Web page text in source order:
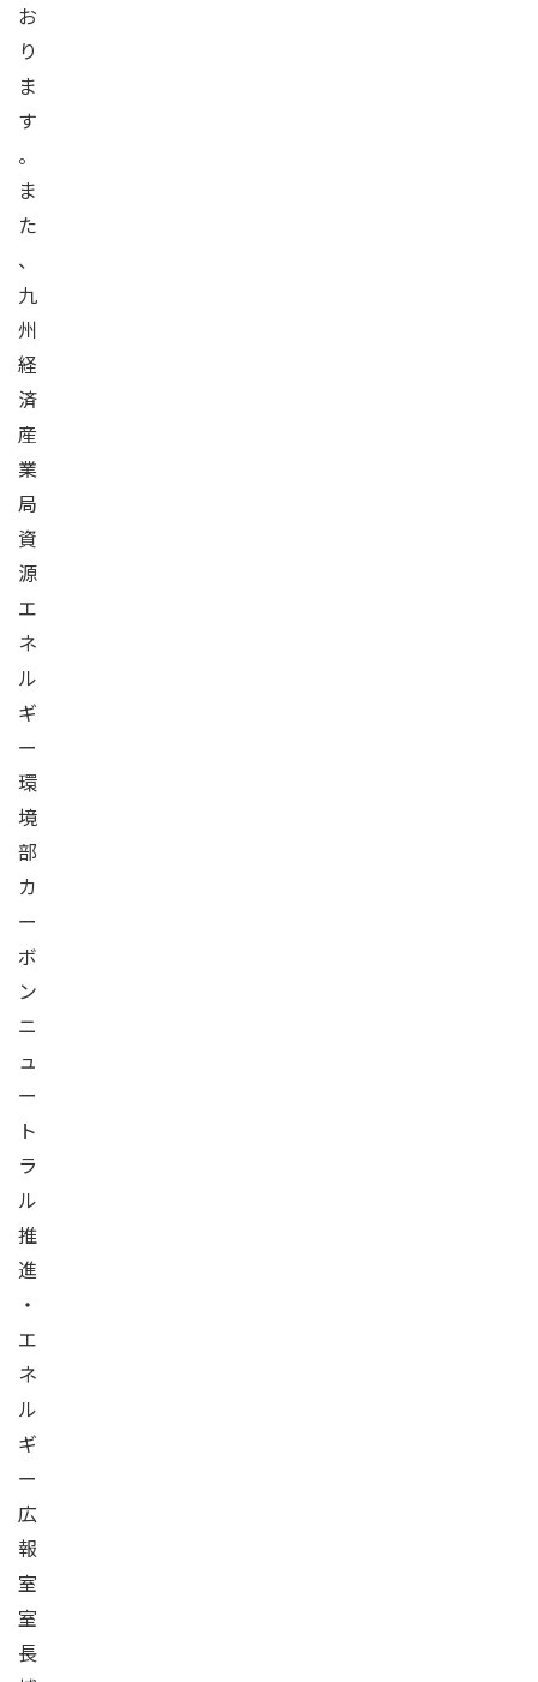
お
り
ま
す
。
ま
た
、
九
州
経
済
産
業
局
資
源
エ
ネ
ル
ギ
ー
環
境
部
カ
ー
ボ
ン
ニ
ュ
ー
ト
ラ
ル
推
進
・
エ
ネ
ル
ギ
ー
広
報
室
室
長